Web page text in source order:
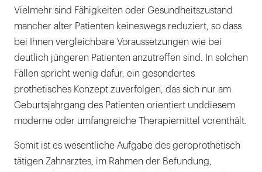
Vielmehr sind Fähigkeiten oder Gesundheitszustand
mancher alter Patienten keineswegs reduziert, so dass
bei Ihnen vergleichbare Voraussetzungen wie bei
deutlich jüngeren Patienten anzutreffen sind. In solchen
Fällen spricht wenig dafür, ein gesondertes
prothetisches Konzept zuverfolgen, das sich nur am
Geburtsjahrgang des Patienten orientiert unddiesem
moderne oder umfangreiche Therapiemittel vorenthält.
Somit ist es wesentliche Aufgabe des geroprothetisch
tätigen Zahnarztes, im Rahmen der Befundung,